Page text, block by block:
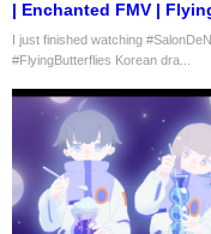
| Enchanted FMV |
Butterflies/Salon De
Korean Drama
I just finished watching
#FlyingButterflies Korean dra...